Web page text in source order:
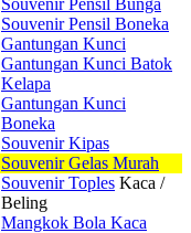
Souvenir Pensil Bunga
Souvenir Pensil Boneka
Gantungan Kunci
Gantungan Kunci Batok
Kelapa
Gantungan Kunci
Boneka
Souvenir Kipas
Souvenir Gelas Murah
Souvenir Toples Kaca /
Beling
Mangkok Bola Kaca